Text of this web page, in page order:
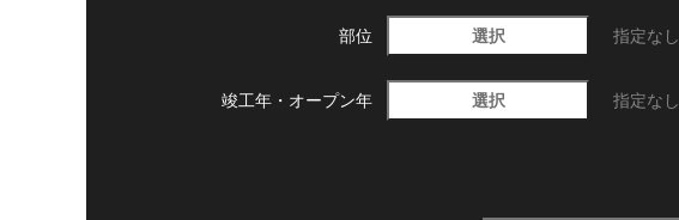
部位 選択 指定なし
竣工年・ オープン年 選択 指定なし